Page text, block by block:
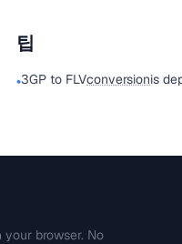
팁
•3GP to FLVconversionis
browser. No